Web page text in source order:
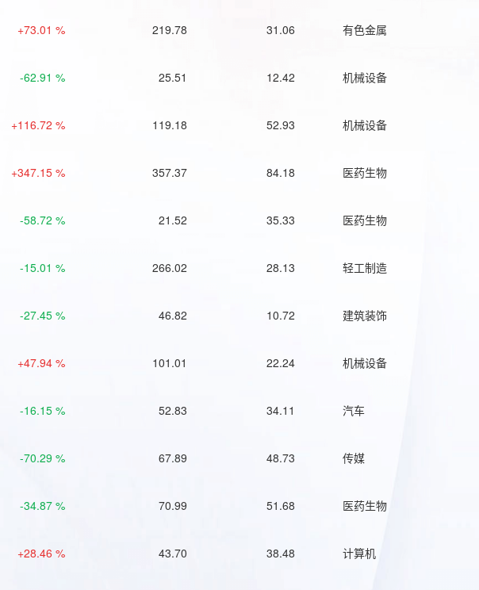
+73.01 % 219.78 31.06 有色金属
-62.91 % 25.51 12.42 机械设备
+116.72 % 119.18 52.93 机械设备
+347.15 % 357.37 84.18 医药生物
-58.72 % 21.52 35.33 医药生物
-15.01 % 266.02 28.13 轻工制造
-27.45 % 46.82 10.72 建筑装饰
+47.94 % 101.01 22.24 机械设备
-16.15 % 52.83 34.11 汽车
-70.29 % 67.89 48.73 传媒
-34.87 % 70.99 51.68 医药生物
+28.46 % 43.70 38.48 计算机